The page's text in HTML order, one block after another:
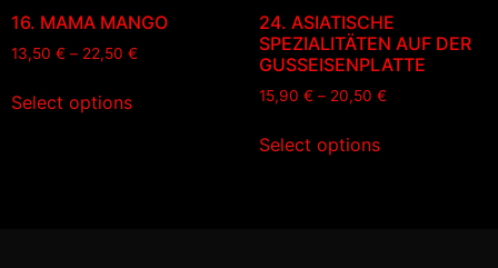
16. MAMA MANGO
13,50 € – 22,50 €
Select options
24. ASIATISCHE
SPEZIALITÄTEN AUF DER
GUSSEISENPLATTE
15,90 € – 20,50 €
Select options